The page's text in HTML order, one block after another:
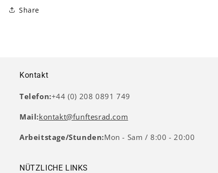
Share
Kontakt
Telefon:+44 (0) 208 0891 749
Mail:kontakt@funftesrad.com
Arbeitstage/Stunden:Mon - Sam / 8:00 - 20:00
NÜTZLICHE LINKS